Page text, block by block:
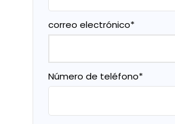
correo electrónico*
Número de teléfono*